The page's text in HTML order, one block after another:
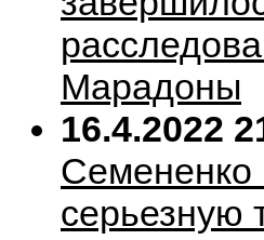
Марадоны
16.4.2022
Семененко
серьезную